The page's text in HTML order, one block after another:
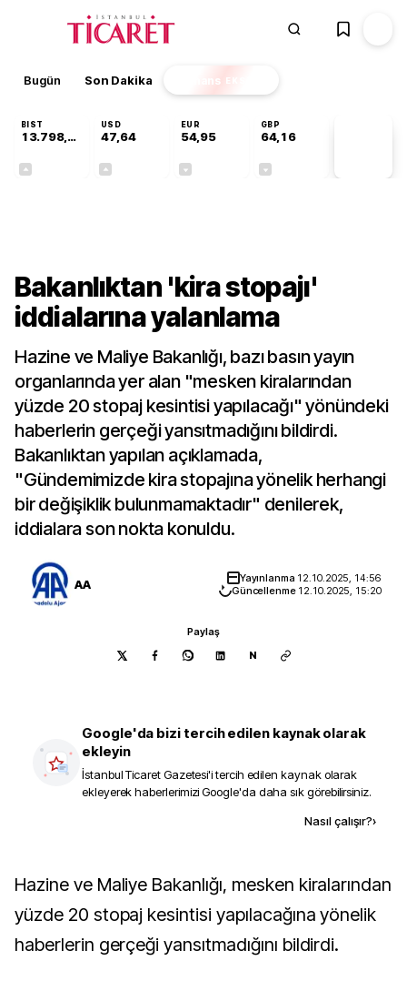
Bugün Son Dakika Finans EKSTRA
BIST
13.798,82
USD
47,64
EUR
54,95
GBP
64,16
Bakanlıktan 'kira stopajı'
iddialarına yalanlama
Hazine ve Maliye Bakanlığı, bazı basın yayın
organlarında yer alan "mesken kiralarından
yüzde 20 stopaj kesintisi yapılacağı" yönündeki
haberlerin gerçeği yansıtmadığını bildirdi.
Bakanlıktan yapılan açıklamada,
"Gündemimizde kira stopajına yönelik herhangi
bir değişiklik bulunmamaktadır" denilerek,
iddialara son nokta konuldu.
AA Yayınlanma 12.10.2025, 14:56
Güncellenme 12.10.2025, 15:20
Paylaş
N
Google'da bizi tercih edilen kaynak olarak
ekleyin
İstanbul Ticaret Gazetesi'i tercih edilen kaynak olarak
ekleyerek haberlerimizi Google'da daha sık görebilirsiniz.
Nasıl çalışır?›
Hazine ve Maliye Bakanlığı, mesken kiralarından
yüzde 20 stopaj kesintisi yapılacağına yönelik
haberlerin gerçeği yansıtmadığını bildirdi.